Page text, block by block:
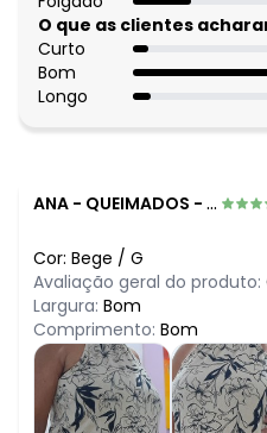
O que as clientes
Curto
Bom
Longo
ANA - QUEIMADOS - RJ
Cor: Bege / G
Avaliação geral do produto:
Largura: Bom
Comprimento: Bom